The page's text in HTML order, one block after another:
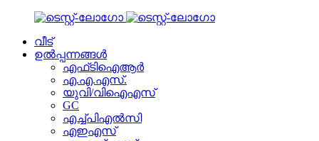
വീട്
ഉൽപ്പന്നങ്ങൾ
എഫ്‌ടി‌ഐ‌ആർ
എ.എ.എസ്.
യുവി/വിഐഎസ്
GC
എച്ച്പിഎൽസി
എഇഎസ്